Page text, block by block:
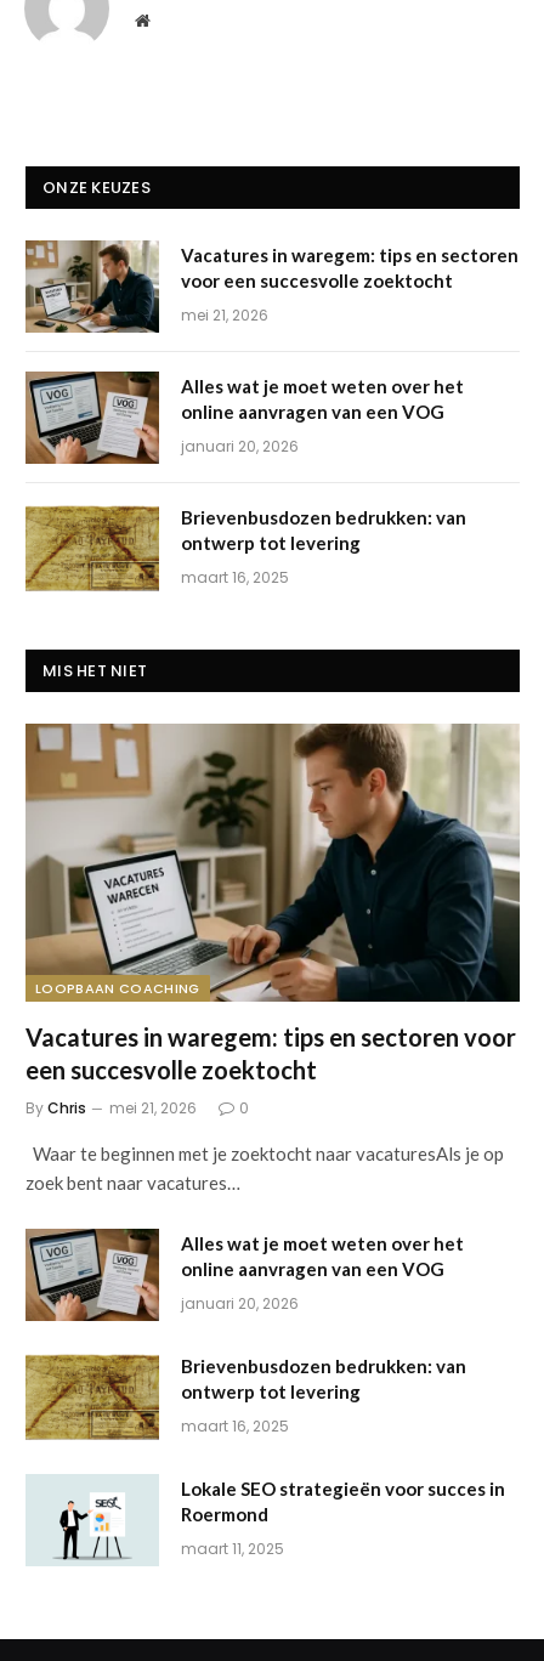
Website
ONZE KEUZES
Vacatures in waregem: tips en sectoren
voor een succesvolle zoektocht
mei 21, 2026
Alles wat je moet weten over het
online aanvragen van een VOG
januari 20, 2026
Brievenbusdozen bedrukken: van
ontwerp tot levering
maart 16, 2025
MIS HET NIET
LOOPBAAN COACHING
Vacatures in waregem: tips en sectoren voor
een succesvolle zoektocht
ByChris mei 21, 2026 0
Waar te beginnen met je zoektocht naar vacaturesAls je op
zoek bent naar vacatures…
Alles wat je moet weten over het
online aanvragen van een VOG
januari 20, 2026
Brievenbusdozen bedrukken: van
ontwerp tot levering
maart 16, 2025
Lokale SEO strategieën voor succes in
Roermond
maart 11, 2025